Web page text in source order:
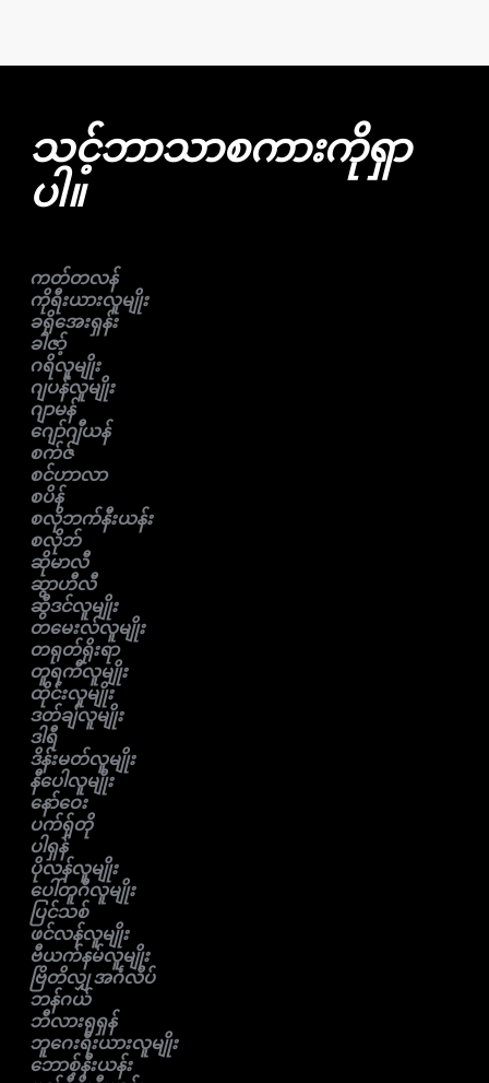
သင့်ဘာသာစကားကိုရှာ
ပါ။
ကတ်တလန်
ကိုရီးယားလူမျိုး
ခရိုအေးရှန်း
ခါဇာ့်
ဂရိလူမျိုး
ဂျပန်လူမျိုး
ဂျာမန်
ဂျော်ဂျီယန်
စက်ဇ်
စင်ဟာလာ
စပိန်
စလိုဘက်နီးယန်း
စလိုဘ်
ဆိုမာလီ
ဆွာဟီလီ
ဆွီဒင်လူမျိုး
တမေးလ်လူမျိုး
တရုတ်ရိုးရာ
တူရကီလူမျိုး
ထိုင်းလူမျိုး
ဒတ်ချ်လူမျိုး
ဒါရီ
ဒိန်းမတ်လူမျိုး
နီပေါလူမျိုး
နော်ဝေး
ပက်ရှ်တို
ပါရှန်
ပိုလန်လူမျိုး
ပေါ်တူဂီလူမျိုး
ပြင်သစ်
ဖင်လန်လူမျိုး
ဗီယက်နမ်လူမျိုး
ဗြိတိလျှ အင်္ဂလိပ်
ဘန်ဂယ်
ဘီလားရုရှန်
ဘူဂေးရီးယားလူမျိုး
ဘောစ့်နီးယန်း